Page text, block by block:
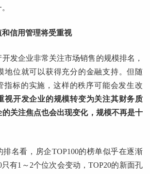
信用管理将受重视
发企业非常关注市场销售的规模排名，
地位就可以获得充分的金融支持。但随
指标的实施，这样的秩序可能会发生改
视开发企业的规模转变为关注其财务质
关注焦点也会出现变化，规模不再是十
排名看，房企TOP100的榜单似乎在逐渐
有1～2个位次会变动，TOP20的新面孔